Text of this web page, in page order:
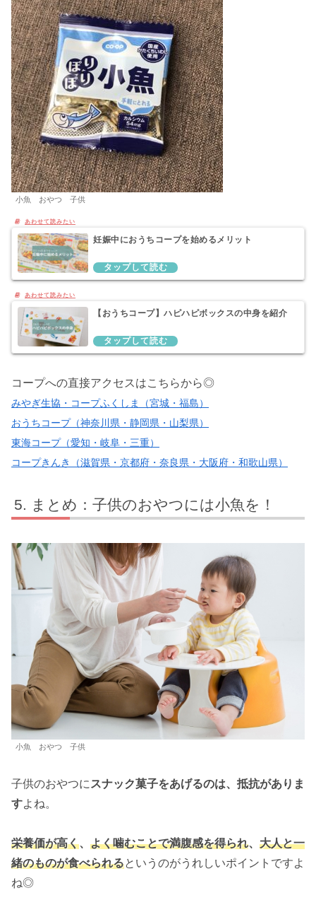
小魚 おやつ 子供
妊娠中におうちコープを始めるメリット
【おうちコープ】ハピハピボックスの中身を紹介
コープへの直接アクセスはこちらから◎
みやぎ生協・コープふくしま（宮城・福島）
おうちコープ（神奈川県・静岡県・山梨県）
東海コープ（愛知・岐阜・三重）
コープきんき（滋賀県・京都府・奈良県・大阪府・和歌山県）
まとめ：子供のおやつには小魚を！
小魚 おやつ 子供
子供のおやつに スナック菓子をあげるのは、抵抗がありま
すよね。
栄養価が高く、 よく噛むことで満腹感を得られ、 大人と一
緒のものが食べられるというのがうれしいポイントですよ
ね◎